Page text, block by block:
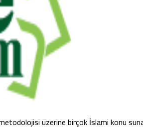
üzerine birçok İslami konu